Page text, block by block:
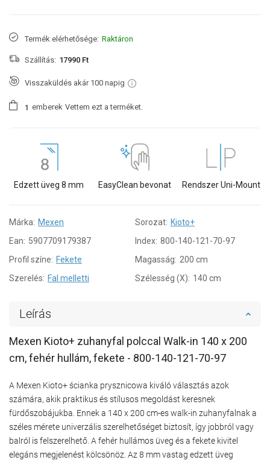
Termék elérhetősége: Raktáron
Szállítás: 17990 Ft
Visszaküldés akár 100 napig
1 emberek Vettem ezt a terméket.
Edzett üveg 8 mm EasyClean bevonat Rendszer Uni-Mount
Márka: Mexen Sorozat: Kioto+
Ean: 5907709179387 Index: 800-140-121-70-97
Profil színe: Fekete Magasság: 200 cm
Szerelés: Fal melletti Szélesség (X): 140 cm
Leírás
Mexen Kioto+ zuhanyfal polccal Walk-in 140 x 200
cm, fehér hullám, fekete - 800-140-121-70-97
A Mexen Kioto+ ścianka prysznicowa kiváló választás azok
számára, akik praktikus és stílusos megoldást keresnek
fürdőszobájukba. Ennek a 140 x 200 cm-es walk-in zuhanyfalnak a
széles mérete univerzális szerelhetőséget biztosít, így jobbról vagy
balról is felszerelhető. A fehér hullámos üveg és a fekete kivitel
elegáns megjelenést kölcsönöz. Az 8 mm vastag edzett üveg